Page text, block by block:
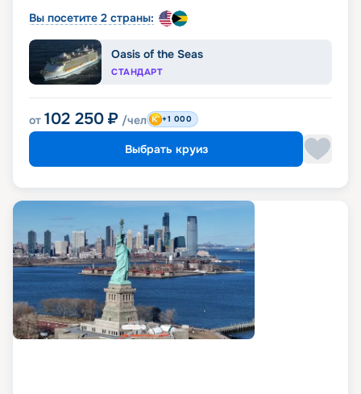
Вы посетите 2 страны:
Oasis of the Seas
СТАНДАРТ
от 102 250 ₽ /чел +1 000
Выбрать круиз